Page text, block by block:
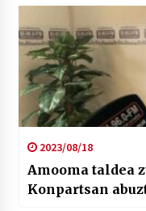
2023/08/18
Amooma taldea
Konpartsan